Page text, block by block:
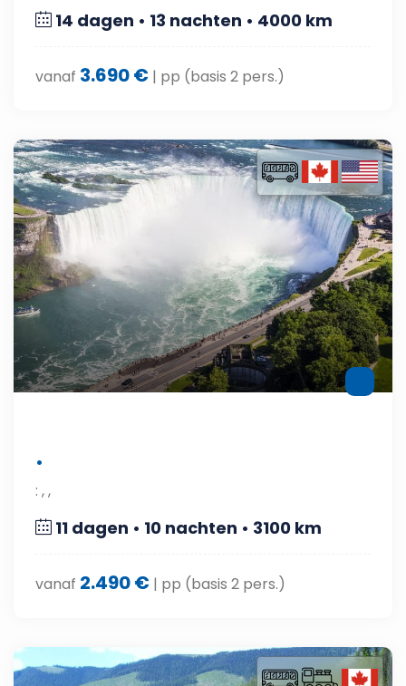
14 dagen • 13 nachten • 4000 km
vanaf 3.690 € | pp (basis 2 pers.)
•
: , ,
11 dagen • 10 nachten • 3100 km
vanaf 2.490 € | pp (basis 2 pers.)